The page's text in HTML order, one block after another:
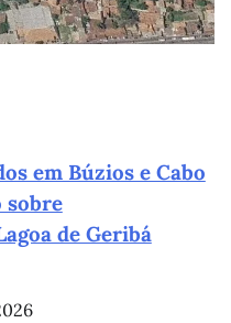
em Búzios e Cabo
sobre
de Geribá